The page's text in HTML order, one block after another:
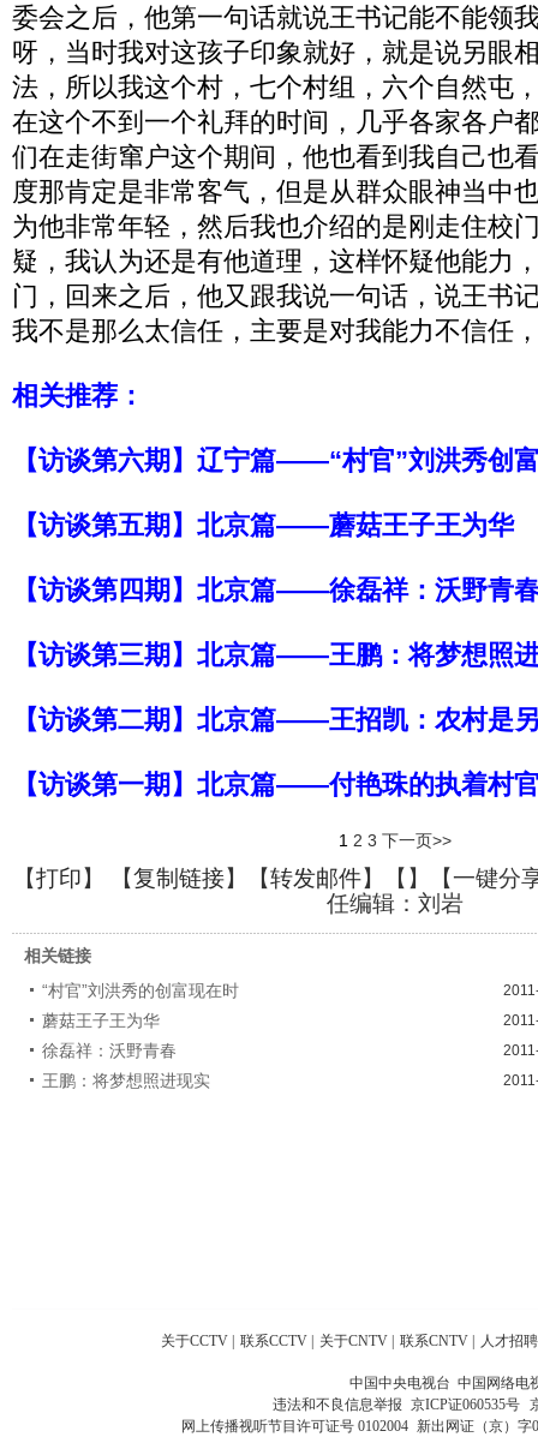
委会之后，他第一句话就说王书记能不能领
呀，当时我对这孩子印象就好，就是说另眼
法，所以我这个村，七个村组，六个自然屯
在这个不到一个礼拜的时间，几乎各家各户
们在走街窜户这个期间，他也看到我自己也
度那肯定是非常客气，但是从群众眼神当中
为他非常年轻，然后我也介绍的是刚走住校
疑，我认为还是有他道理，这样怀疑他能力
门，回来之后，他又跟我说一句话，说王书
我不是那么太信任，主要是对我能力不信任
相关推荐：
【访谈第六期】辽宁篇——“村官”刘洪秀创
【访谈第五期】北京篇——蘑菇王子王为华
【访谈第四期】北京篇——徐磊祥：沃野青
【访谈第三期】北京篇——王鹏：将梦想照
【访谈第二期】北京篇——王招凯：农村是
【访谈第一期】北京篇——付艳珠的执着村
1 2 3 下一页>>
【打印】 【复制链接】【转发邮件】【 】
【一键分
任编辑：刘岩
相关链接
“村官”刘洪秀的创富现在时
蘑菇王子王为华
徐磊祥：沃野青春
王鹏：将梦想照进现实
关于CCTV | 联系CCTV | 关于CNTV | 联系CNTV | 人才招聘
中国中央电视台 中国网络电
违法和不良信息举报 京ICP证060535号
网上传播视听节目许可证号 0102004 新出网证（京）